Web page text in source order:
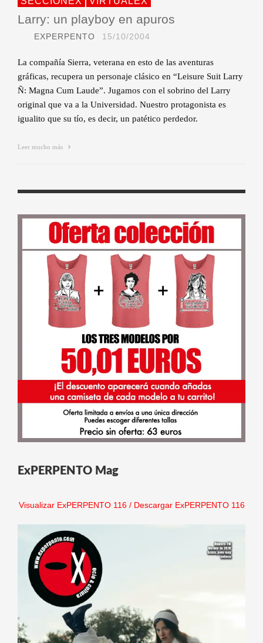
Larry: un playboy en apuros
EXPERPENTO 15/10/2004
La compañía Sierra, veterana en esto de las aventuras
gráficas, recupera un personaje clásico en “Leisure Suit Larry
Ñ: Magna Cum Laude”. Jugamos con el sobrino del Larry
original que va a la Universidad. Nuestro protagonista es
igualito que su tío, es decir, un patético perdedor.
Leer mucho más
ExPERPENTO Mag
Visualizar ExPERPENTO 116/ Descargar ExPERPENTO 116